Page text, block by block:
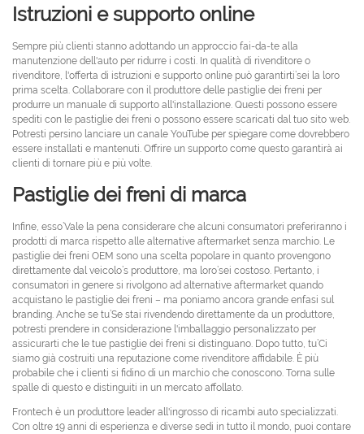
Istruzioni e supporto online
Sempre più clienti stanno adottando un approccio fai-da-te alla
manutenzione dell'auto per ridurre i costi. In qualità di rivenditore o
rivenditore, l'offerta di istruzioni e supporto online può garantirti’sei la loro
prima scelta. Collaborare con il produttore delle pastiglie dei freni per
produrre un manuale di supporto all'installazione. Questi possono essere
spediti con le pastiglie dei freni o possono essere scaricati dal tuo sito web.
Potresti persino lanciare un canale YouTube per spiegare come dovrebbero
essere installati e mantenuti. Offrire un supporto come questo garantirà ai
clienti di tornare più e più volte.
Pastiglie dei freni di marca
Infine, esso’Vale la pena considerare che alcuni consumatori preferiranno i
prodotti di marca rispetto alle alternative aftermarket senza marchio. Le
pastiglie dei freni OEM sono una scelta popolare in quanto provengono
direttamente dal veicolo’s produttore, ma loro’sei costoso. Pertanto, i
consumatori in genere si rivolgono ad alternative aftermarket quando
acquistano le pastiglie dei freni – ma poniamo ancora grande enfasi sul
branding. Anche se tu’Se stai rivendendo direttamente da un produttore,
potresti prendere in considerazione l'imballaggio personalizzato per
assicurarti che le tue pastiglie dei freni si distinguano. Dopo tutto, tu’Ci
siamo già costruiti una reputazione come rivenditore affidabile. È più
probabile che i clienti si fidino di un marchio che conoscono. Torna sulle
spalle di questo e distinguiti in un mercato affollato.
Frontech è un produttore leader all'ingrosso di ricambi auto specializzati.
Con oltre 19 anni di esperienza e diverse sedi in tutto il mondo, puoi contare